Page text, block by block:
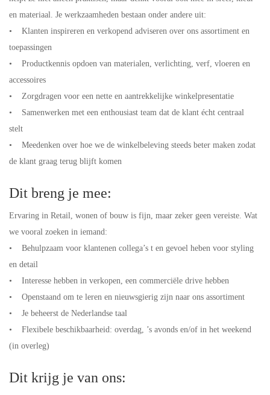
en materiaal. Je werkzaamheden bestaan onder andere uit:
• Klanten inspireren en verkopend adviseren over ons assortiment en
toepassingen
• Productkennis opdoen van materialen, verlichting, verf, vloeren en
accessoires
• Zorgdragen voor een nette en aantrekkelijke winkelpresentatie
• Samenwerken met een enthousiast team dat de klant écht centraal
stelt
• Meedenken over hoe we de winkelbeleving steeds beter maken zodat
de klant graag terug blijft komen
Dit breng je mee:
Ervaring in Retail, wonen of bouw is fijn, maar zeker geen vereiste. Wat
we vooral zoeken in iemand:
• Behulpzaam voor klantenen collega’s t en gevoel heben voor styling
en detail
• Interesse hebben in verkopen, een commerciële drive hebben
• Openstaand om te leren en nieuwsgierig zijn naar ons assortiment
• Je beheerst de Nederlandse taal
• Flexibele beschikbaarheid: overdag, ’s avonds en/of in het weekend
(in overleg)
Dit krijg je van ons: